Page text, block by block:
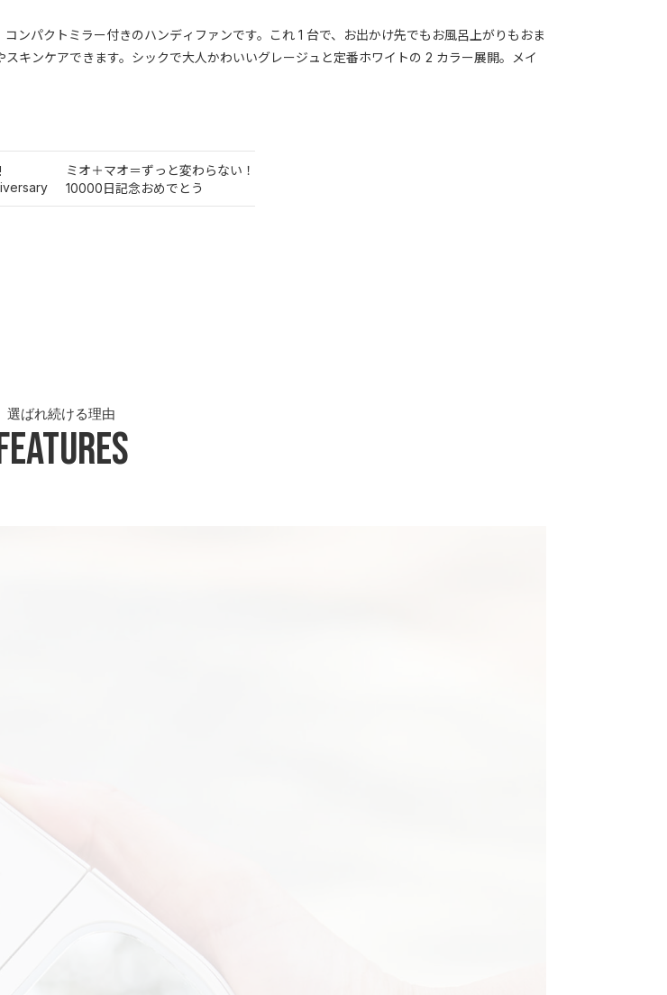
ンパクトミラー付きのハンディファンです。これ 1 台で、お出かけ先でもお風呂上がりもおま
キンケアできます。シックで大人かわいいグレージュと定番ホワイトの 2 カラー展開。メイ
ミオ＋マオ＝ずっと変わらない！
10000日記念おめでとう
選ばれ続ける理由